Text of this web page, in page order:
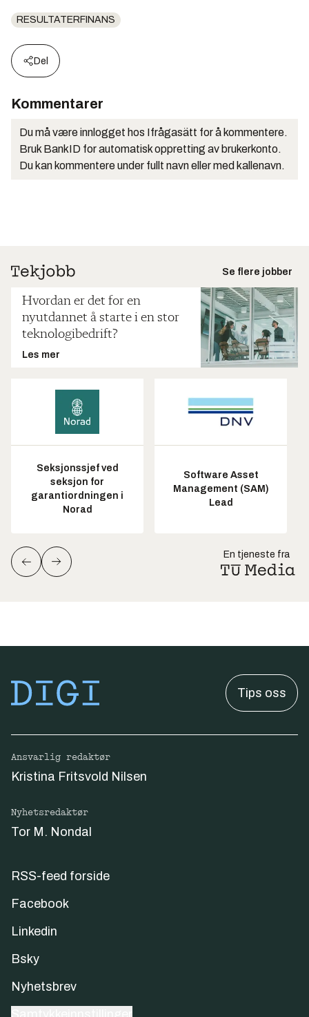
RESULTATERFINANS
Del
Kommentarer
Du må være innlogget hos Ifrågasätt for å kommentere.
Bruk BankID for automatisk oppretting av brukerkonto.
Du kan kommentere under fullt navn eller med kallenavn.
Se flere jobber
Hvordan er det for en
nyutdannet å starte i en stor
teknologibedrift?
Les mer
Seksjonssjef ved
seksjon for
garantiordningen i
Norad
Software Asset
Management (SAM)
Lead
En tjeneste fra
Tips oss
Ansvarlig redaktør
Kristina Fritsvold Nilsen
Nyhetsredaktør
Tor M. Nondal
RSS-feed forside
Facebook
Linkedin
Bsky
Nyhetsbrev